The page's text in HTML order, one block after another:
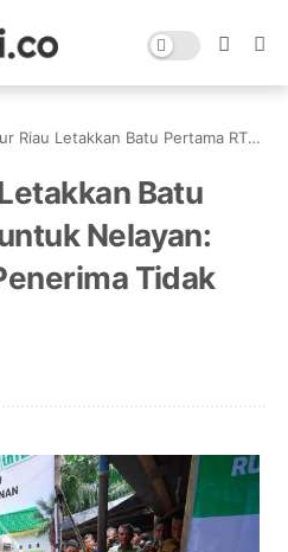
Batu Pertama RTLH untuk Nelayan: Laporkan Jika Penerima Tidak Sesuai
Batu
Nelayan:
Tidak